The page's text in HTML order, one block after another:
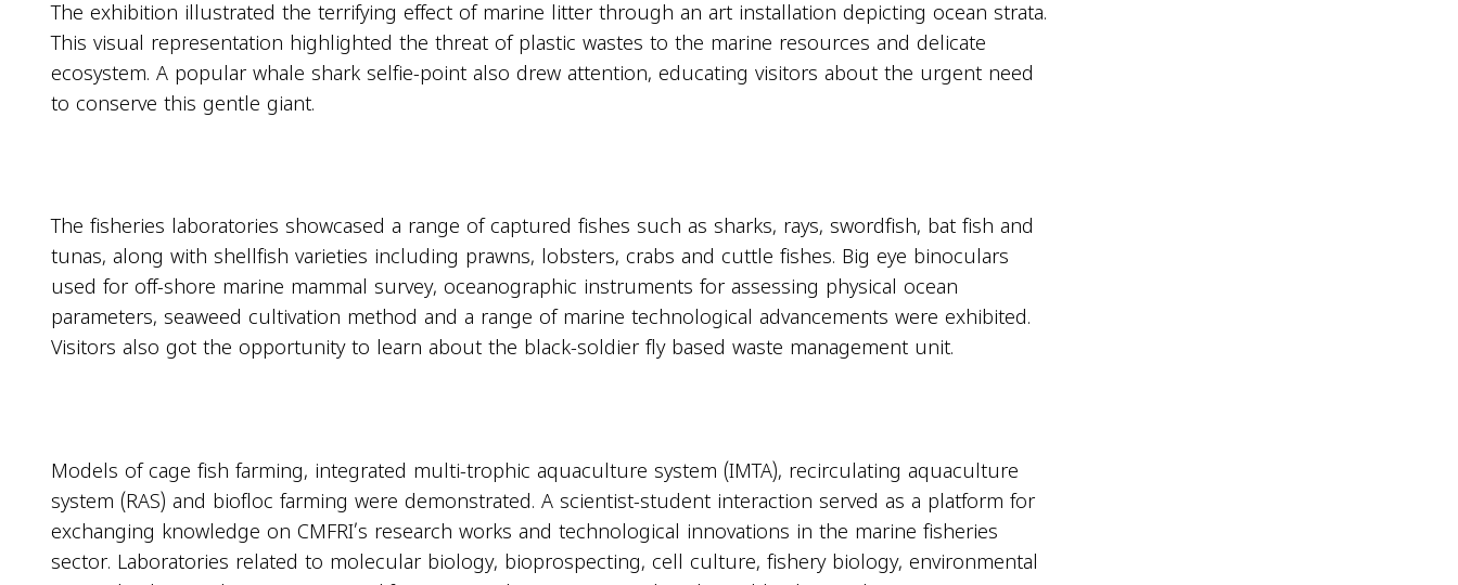
The exhibition illustrated the terrifying effect of marine litter through an art installation depicting ocean strata.
This visual representation highlighted the threat of plastic wastes to the marine resources and delicate
ecosystem. A popular whale shark selfie-point also drew attention, educating visitors about the urgent need
to conserve this gentle giant.
The fisheries laboratories showcased a range of captured fishes such as sharks, rays, swordfish, bat fish and
tunas, along with shellfish varieties including prawns, lobsters, crabs and cuttle fishes. Big eye binoculars
used for off-shore marine mammal survey, oceanographic instruments for assessing physical ocean
parameters, seaweed cultivation method and a range of marine technological advancements were exhibited.
Visitors also got the opportunity to learn about the black-soldier fly based waste management unit.
Models of cage fish farming, integrated multi-trophic aquaculture system (IMTA), recirculating aquaculture
system (RAS) and biofloc farming were demonstrated. A scientist-student interaction served as a platform for
exchanging knowledge on CMFRI’s research works and technological innovations in the marine fisheries
sector. Laboratories related to molecular biology, bioprospecting, cell culture, fishery biology, environmental